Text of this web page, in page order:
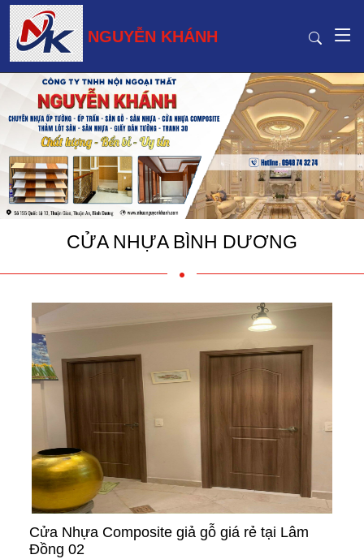
NGUYỄN KHÁNH
CỬA NHỰA BÌNH DƯƠNG
Cửa Nhựa Composite giả gỗ giá rẻ tại Lâm
Đồng 02